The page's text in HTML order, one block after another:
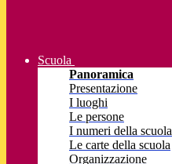
Scuola
Panoramica
Presentazione
I luoghi
Le persone
I numeri della scuola
Le carte della scuola
Organizzazione